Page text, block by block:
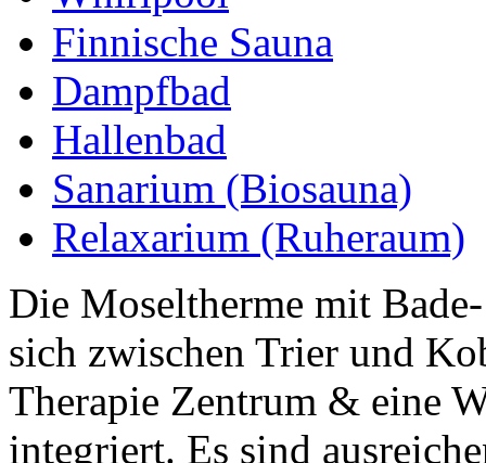
Finnische Sauna
Dampfbad
Hallenbad
Sanarium (Biosauna)
Relaxarium (Ruheraum)
Die Moseltherme mit
sich zwischen Trier und
Therapie Zentrum & eine
integriert. Es sind